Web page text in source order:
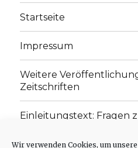
Wir verwenden Cookies, um
Startseite
Impressum
Weitere
Zeitschriften
Einleitungstext: Fragen
„schwachen Glaubens“